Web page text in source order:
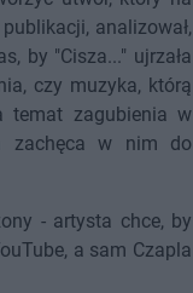
analizował,
by "Cisza..." ujrzała
czy muzyka, którą
temat zagubienia w
zachęca w nim do
- artysta chce, by
a sam Czapla